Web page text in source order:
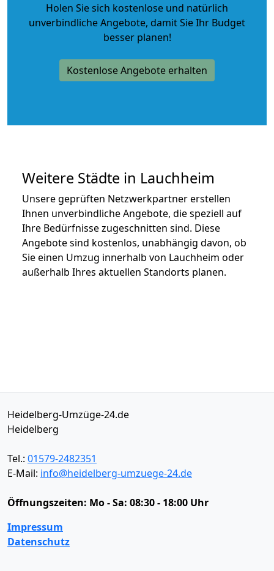
Holen Sie sich kostenlose und natürlich
unverbindliche Angebote, damit Sie Ihr Budget
besser planen!
Kostenlose Angebote erhalten
Weitere Städte in Lauchheim
Unsere geprüften Netzwerkpartner erstellen
Ihnen unverbindliche Angebote, die speziell auf
Ihre Bedürfnisse zugeschnitten sind. Diese
Angebote sind kostenlos, unabhängig davon, ob
Sie einen Umzug innerhalb von Lauchheim oder
außerhalb Ihres aktuellen Standorts planen.
Heidelberg-Umzüge-24.de
Heidelberg
Tel.: 01579-2482351
E-Mail: info@heidelberg-umzuege-24.de
Öffnungszeiten: Mo - Sa: 08:30 - 18:00 Uhr
Impressum
Datenschutz